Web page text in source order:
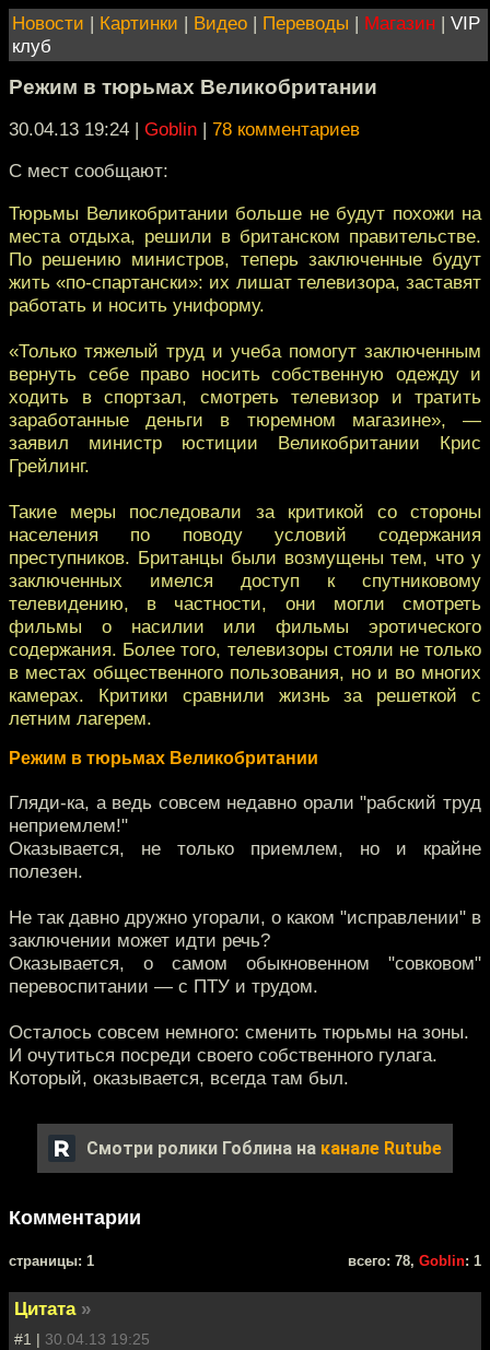
Новости | Картинки | Видео | Переводы | Магазин | VIP
клуб
Режим в тюрьмах Великобритании
30.04.13 19:24 | Goblin | 78 комментариев
С мест сообщают:
Тюрьмы Великобритании больше не будут похожи на
места отдыха, решили в британском правительстве.
По решению министров, теперь заключенные будут
жить «по-спартански»: их лишат телевизора, заставят
работать и носить униформу.
«Только тяжелый труд и учеба помогут заключенным
вернуть себе право носить собственную одежду и
ходить в спортзал, смотреть телевизор и тратить
заработанные деньги в тюремном магазине», —
заявил министр юстиции Великобритании Крис
Грейлинг.
Такие меры последовали за критикой со стороны
населения по поводу условий содержания
преступников. Британцы были возмущены тем, что у
заключенных имелся доступ к спутниковому
телевидению, в частности, они могли смотреть
фильмы о насилии или фильмы эротического
содержания. Более того, телевизоры стояли не только
в местах общественного пользования, но и во многих
камерах. Критики сравнили жизнь за решеткой с
летним лагерем.
Режим в тюрьмах Великобритании
Гляди-ка, а ведь совсем недавно орали "рабский труд
неприемлем!"
Оказывается, не только приемлем, но и крайне
полезен.
Не так давно дружно угорали, о каком "исправлении" в
заключении может идти речь?
Оказывается, о самом обыкновенном "совковом"
перевоспитании — с ПТУ и трудом.
Осталось совсем немного: сменить тюрьмы на зоны.
И очутиться посреди своего собственного гулага.
Который, оказывается, всегда там был.
Смотри ролики Гоблина на канале Rutube
Комментарии
cтраницы: 1 всего: 78, Goblin: 1
Цитата »
#1 | 30.04.13 19:25